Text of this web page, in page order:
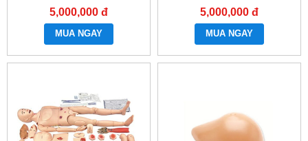
GD/TCZ9900B
5,000,000 đ
MUA NGAY
GD/TCZ9900A
5,000,000 đ
MUA NGAY